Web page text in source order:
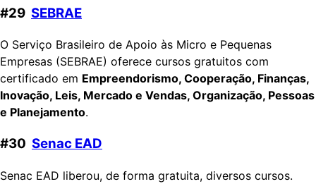
#29 SEBRAE
O Serviço Brasileiro de Apoio às Micro e Pequenas
Empresas (SEBRAE) oferece cursos gratuitos com
certificado em Empreendorismo, Cooperação, Finanças,
Inovação, Leis, Mercado e Vendas, Organização, Pessoas
e Planejamento.
#30 Senac EAD
Senac EAD liberou, de forma gratuita, diversos cursos.